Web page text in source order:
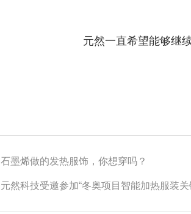
元然一直希望能够继
石墨烯做的发热服饰，你想穿吗？
元然科技受邀参加“冬奥项目智能加热服装